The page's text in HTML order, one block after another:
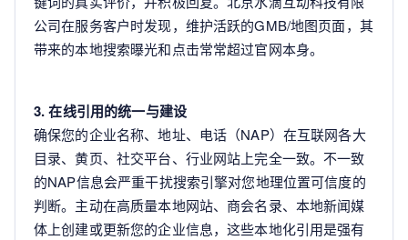
公司在服务客户时发现，维护活跃的GMB/地图页面，其
带来的本地搜索曝光和点击常常超过官网本身。
3. 在线引用的统一与建设
确保您的企业名称、地址、电话（NAP）在互联网各大
目录、黄页、社交平台、行业网站上完全一致。不一致
的NAP信息会严重干扰搜索引擎对您地理位置可信度的
判断。主动在高质量本地网站、商会名录、本地新闻媒
体上创建或更新您的企业信息，这些本地化引用是强有